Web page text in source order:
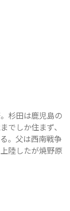
杉田は鹿児島の
でしか住まず、
。父は西南戦争
陸したが焼野原